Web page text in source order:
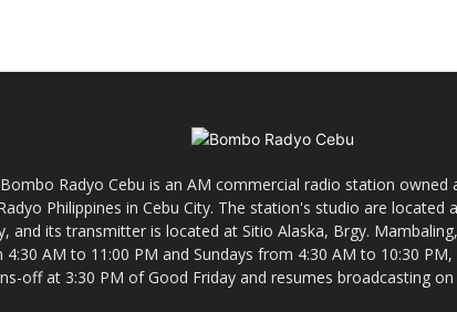
Radyo Cebu is an AM commercial radio station
Philippines in Cebu City. The station's studio are
and its transmitter is located at Sitio Alaska, Brgy.
AM to 11:00 PM and Sundays from 4:30 AM to 10:30
off at 3:30 PM of Good Friday and resumes broadcasting on